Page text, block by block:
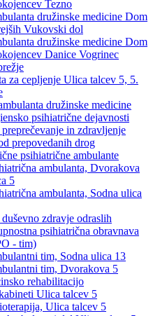
Tezno
družinske medicine Dom
Vukovski dol
družinske medicine Dom
Danice Vogrinec
za cepljenje Ulica talcev 5, 5.
družinske medicine
psihiatrične dejavnosti
preprečevanje in zdravljenje
prepovedanih drog
psihiatrične ambulante
ambulanta, Dvorakova
5
ambulanta, Sodna ulica
zdravje odraslih
psihiatrična obravnava
- tim)
tim, Sodna ulica 13
tim, Dvorakova 5
rehabilitacijo
Ulica talcev 5
Ulica talcev 5